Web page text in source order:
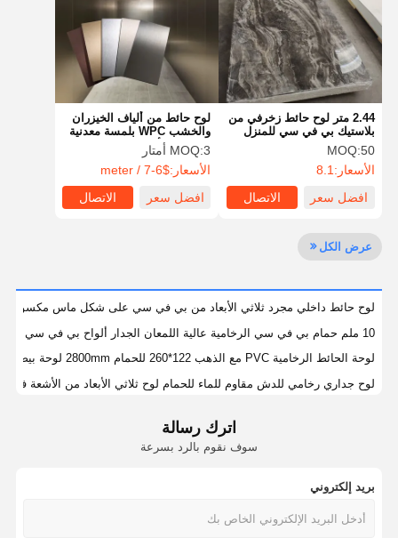
حول بنا
جولة في
المعمل
ضبط الجودة اتصل بنا
أخبار جميع القضايا نتحدث الآن
لوحة الجدار الخارجي
لوحات الحائط الصوتية
لوح جداري بورسلين
لوحة الجدار SPC
2.44 متر لوح حائط زخرفي من
بلاستيك بي في سي للمنزل
والتجاري مقاوم للحريق من
بلاستيك بي في سي
MOQ:50
الأسعار: 8.1
افضل سعر
الاتصال
لوح حائط من ألياف الخيزران
والخشب WPC بلمسة معدنية
من PVC لألواح الحائط
MOQ:3 أمتار
الأسعار:$6-7 / meter
افضل سعر
الاتصال
عرض الكل
لوح حائط داخلي مجرد ثلاثي الأبعاد من بي في سي على شكل ماس مكسور رخامي بسمك 8 مم و 3 مم مع إضاءة لمستشفى
10 ملم حمام بي في سي الرخامية عالية اللمعان الجدار ألواح بي في سي لوحة الحمام ملصق مع الضوء الرخامية LED 2800 ملم الديكور لوحة بي في سي
لوحة الحائط الرخامية PVC مع الذهب 122*260 للحمام 2800mm لوحة بيضاء للوحة الحائط Pvc Spc 2800*1220 لوحة الحائط الرخامية
لوح جداري رخامي للدش مقاوم للماء للحمام لوح ثلاثي الأبعاد من الأشعة
الذهب الأبيض الزخرفية لوحة الحائط البلاستيكي ورق الرخام للشقة غرفة
لوح حائط رخامي من بلاستيك بي في سي للحمام بتصميم عصري، ألواح مقاومة
الذهب Pvc 3d UV لوح الحائط الرخام Eu الأسهم الرخام Pvc 3mm لوحة الحائط للحمام مقاومة للماء 1220 2440
اترك رسالة
سوف نقوم بالرد بسرعة
بريد إلكتروني